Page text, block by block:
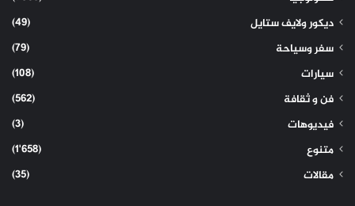
ديكور ولايف ستايل
(49)
سفر وسياحة
(79)
سيارات
(108)
فن و ثقافة
(562)
فيديوهات
(3)
متنوع
(1٬658)
مقالات
(35)